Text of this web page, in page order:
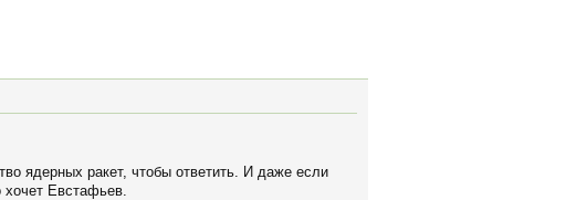
ядерных ракет, чтобы ответить. И даже если
хочет Евстафьев.